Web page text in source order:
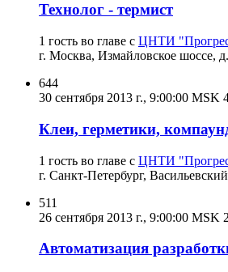
Технолог - термист
1 гость во главе с ЦНТИ
г. Москва, Измайловское шоссе,
644
30 сентября 2013 г., 9:00:00 MSK
Клеи, герметики,
1 гость во главе с ЦНТИ
г. Санкт-Петербург,
511
26 сентября 2013 г., 9:00:00 MSK
Автоматизация